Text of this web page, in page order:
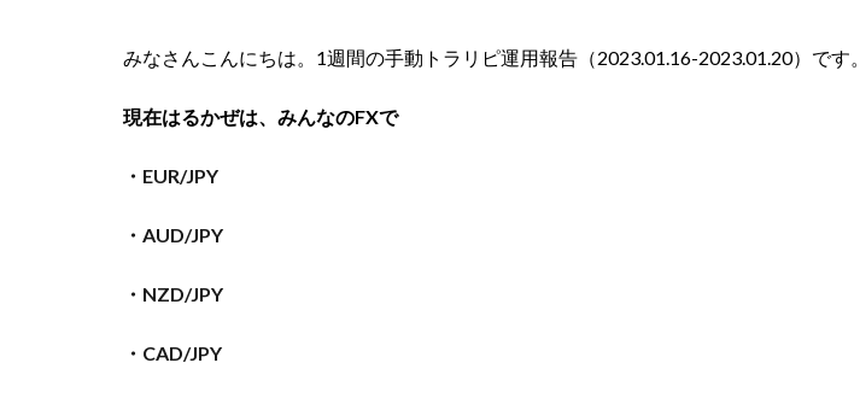
みなさんこんにちは。1週間の手動トラリピ運用報告（2023.01.16-2023.01.20）です。
現在はるかぜは、みんなのFXで
・EUR/JPY
・AUD/JPY
・NZD/JPY
・CAD/JPY